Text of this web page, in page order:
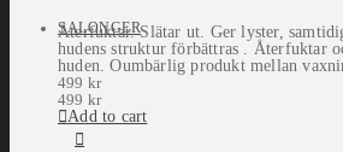
SALONGER
Återfuktar. Slätar ut. Ger lyster,
hudens struktur förbättras . Återfuktar
huden. Oumbärlig produkt mellan
499 kr
499 kr
Add to cart